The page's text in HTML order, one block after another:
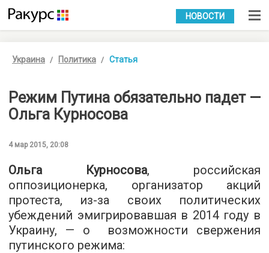
УКР РУС
НОВОСТИ
Украина Политика Статья
Режим Путина обязательно падет —
Ольга Курносова
4 мар 2015, 20:08
Ольга Курносова, российская
оппозиционерка, организатор акций
протеста, из-за своих политических
убеждений эмигрировавшая в 2014 году в
Украину, — о возможности свержения
путинского режима: